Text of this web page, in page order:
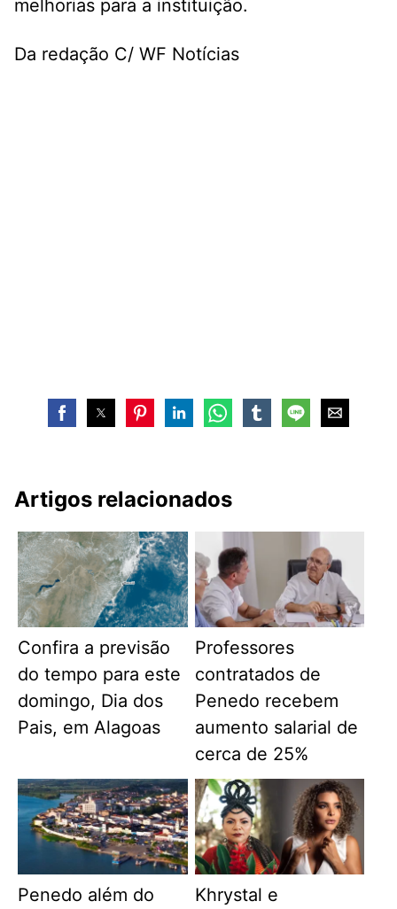
melhorias para a instituição.
Da redação C/ WF Notícias
Artigos relacionados
Confira a previsão
do tempo para este
domingo, Dia dos
Pais, em Alagoas
Professores
contratados de
Penedo recebem
aumento salarial de
cerca de 25%
Penedo além do
Khrystal e